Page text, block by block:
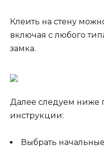
Клеить на стену
включая с любого
замка.
Далее следуем ниже
инструкции:
Выбрать